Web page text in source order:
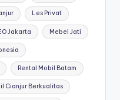
Les Privat
Jakarta Mebel Jati
Rental Mobil Batam
Cianjur Berkualitas